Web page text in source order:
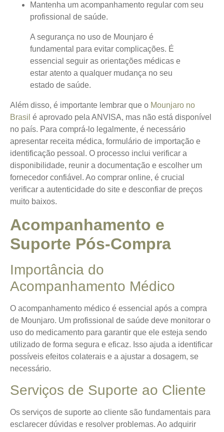
Mantenha um acompanhamento regular com seu
profissional de saúde.
A segurança no uso de Mounjaro é
fundamental para evitar complicações. É
essencial seguir as orientações médicas e
estar atento a qualquer mudança no seu
estado de saúde.
Além disso, é importante lembrar que o Mounjaro no
Brasil é aprovado pela ANVISA, mas não está disponível
no país. Para comprá-lo legalmente, é necessário
apresentar receita médica, formulário de importação e
identificação pessoal. O processo inclui verificar a
disponibilidade, reunir a documentação e escolher um
fornecedor confiável. Ao comprar online, é crucial
verificar a autenticidade do site e desconfiar de preços
muito baixos.
Acompanhamento e
Suporte Pós-Compra
Importância do
Acompanhamento Médico
O acompanhamento médico é essencial após a compra
de Mounjaro. Um profissional de saúde deve monitorar o
uso do medicamento para garantir que ele esteja sendo
utilizado de forma segura e eficaz. Isso ajuda a identificar
possíveis efeitos colaterais e a ajustar a dosagem, se
necessário.
Serviços de Suporte ao Cliente
Os serviços de suporte ao cliente são fundamentais para
esclarecer dúvidas e resolver problemas. Ao adquirir